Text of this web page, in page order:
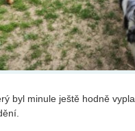
byl minule ještě hodně